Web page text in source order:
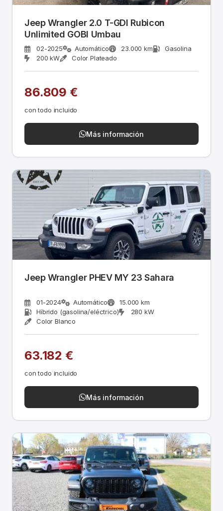
Jeep Wrangler 2.0 T-GDI Rubicon
Unlimited GOBI Umbau
02-2025 Automático 23.000 km
Gasolina
200 kW
Color Plateado
86.809 €
con todo incluido
Más información
Jeep Wrangler PHEV MY 23 Sahara
01-2024 Automático
15.000 km
Híbrido (gasolina/eléctrico)
280 kW
Color Blanco
63.182 €
con todo incluido
Más información